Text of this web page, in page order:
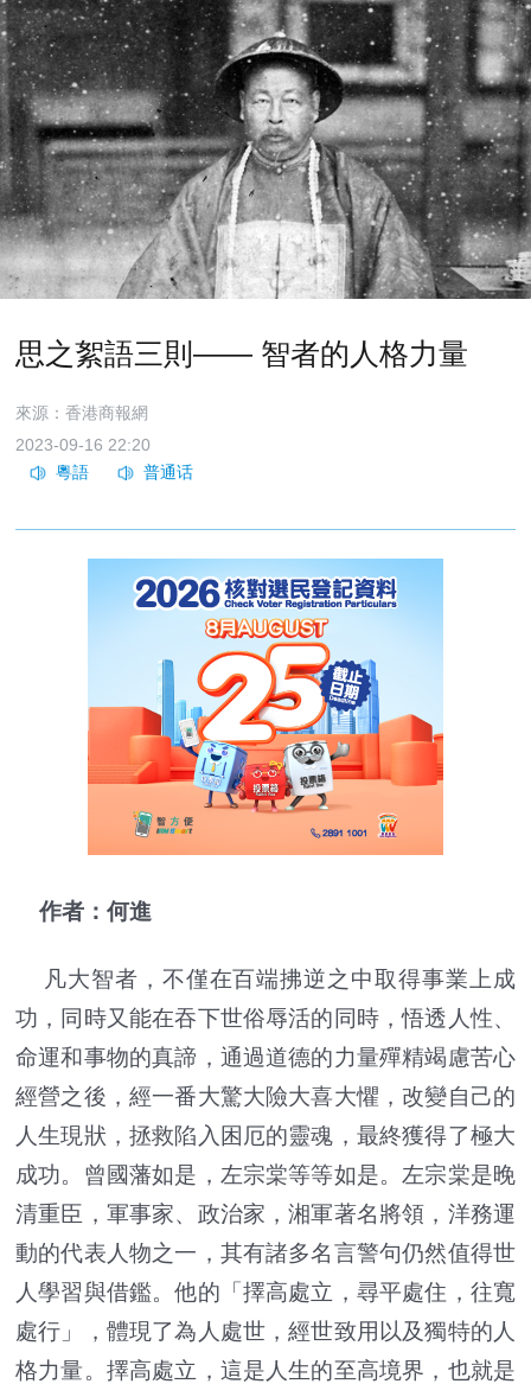
思之絮語三則—— 智者的人格力量
來源：香港商報網
2023-09-16 22:20
作者：何進
凡大智者，不僅在百端拂逆之中取得事業上成
功，同時又能在吞下世俗辱活的同時，悟透人性、
命運和事物的真諦，通過道德的力量殫精竭慮苦心
經營之後，經一番大驚大險大喜大懼，改變自己的
人生現狀，拯救陷入困厄的靈魂，最終獲得了極大
成功。曾國藩如是，左宗棠等等如是。左宗棠是晚
清重臣，軍事家、政治家，湘軍著名將領，洋務運
動的代表人物之一，其有諸多名言警句仍然值得世
人學習與借鑑。他的「擇高處立，尋平處住，往寬
處行」，體現了為人處世，經世致用以及獨特的人
格力量。擇高處立，這是人生的至高境界，也就是